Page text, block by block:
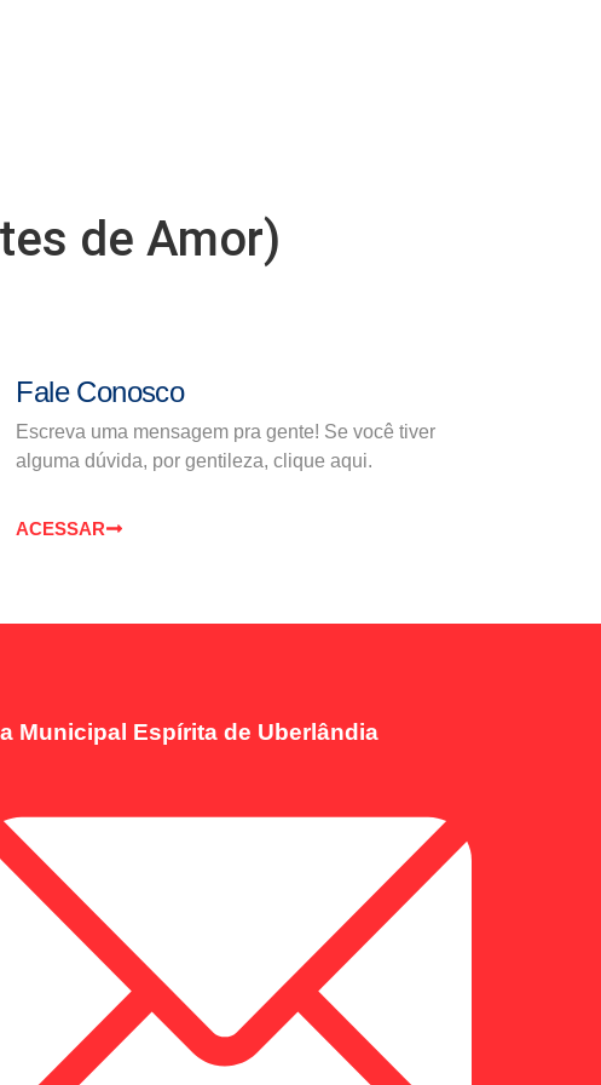
de Amor)
Fale Conosco
Escreva uma mensagem pra gente! Se você tiver
alguma dúvida, por gentileza, clique aqui.
ACESSAR
Municipal Espírita de Uberlândia